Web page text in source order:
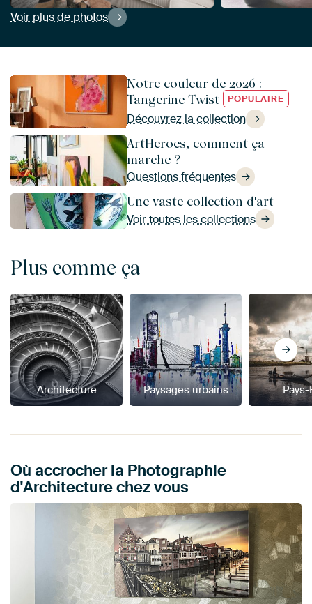
Voir plus de photos
Notre couleur de 2026 :
Tangerine Twist
POPULAIRE
Découvrez la collection
ArtHeroes, comment ça
marche ?
Questions fréquentes
Une vaste collection d'art
Voir toutes les collections
Plus comme ça
Architecture Paysages urbains Pays-
Où accrocher la Photographie
d'Architecture chez vous